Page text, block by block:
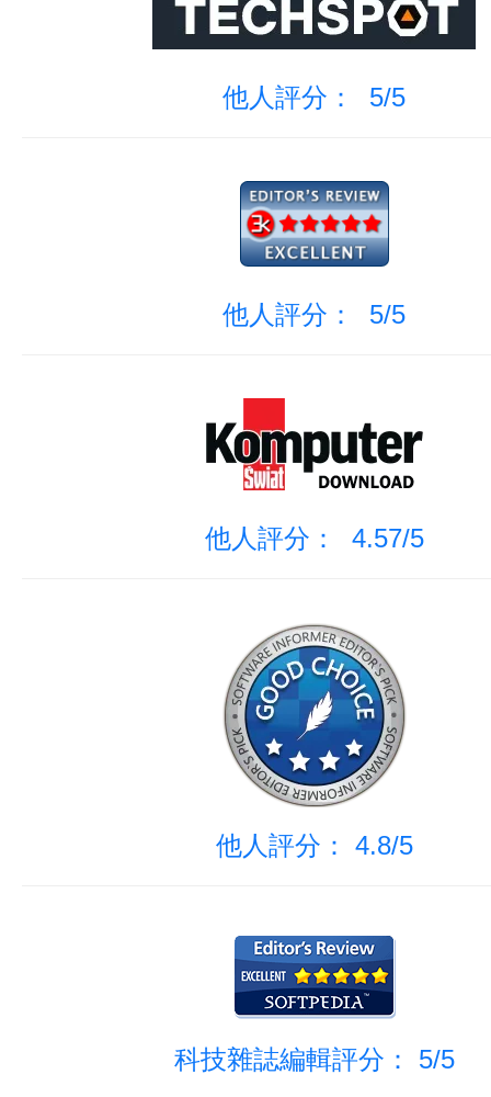
他人評分： 5/5
他人評分： 5/5
他人評分： 4.57/5
他人評分： 4.8/5
科技雜誌編輯評分： 5/5